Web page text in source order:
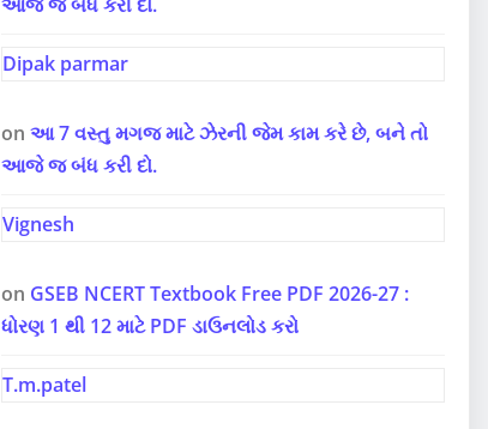
Dipak parmar
on આ 7 વસ્તુ મગજ માટે ઝેરની જેમ કામ કરે છે, બને તો
આજે જ બંધ કરી દો.
Vignesh
on GSEB NCERT Textbook Free PDF 2026-27 :
ધોરણ 1 થી 12 માટે PDF ડાઉનલોડ કરો
T.m.patel